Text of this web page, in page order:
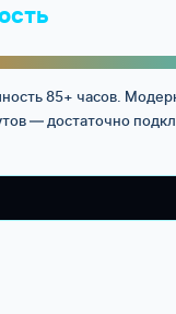
85+ часов.
— достаточно